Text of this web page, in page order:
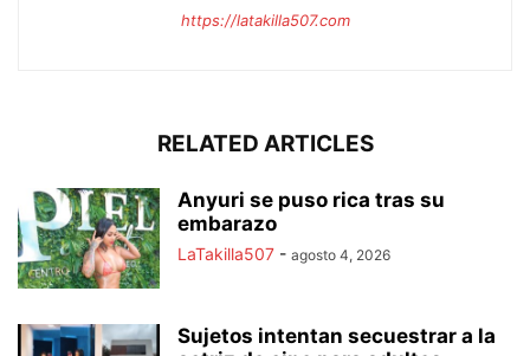
https://latakilla507.com
RELATED ARTICLES
Anyuri se puso rica tras su
embarazo
LaTakilla507 - agosto 4, 2026
Sujetos intentan secuestrar a la